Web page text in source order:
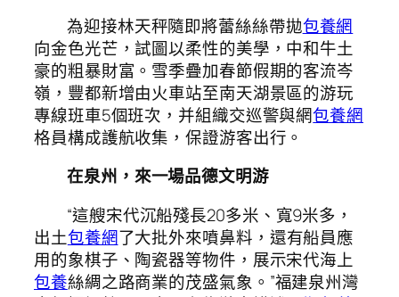
為迎接林天秤隨即將蕾絲絲帶拋包養網
向金色光芒，試圖以柔性的美學，中和牛土
豪的粗暴財富。雪季疊加春節假期的客流岑
嶺，豐都新增由火車站至南天湖景區的游玩
專線班車5個班次，并組織交巡警與網包養網
格員構成護航收集，保證游客出行。
在泉州，來一場品德文明游
“這艘宋代沉船殘長20多米、寬9米多，
出土包養網了大批外來噴鼻料，還有船員應
用的象棋子、陶瓷器等物件，展示宋代海上
包養絲綢之路商業的茂盛氣象。”福建泉州灣